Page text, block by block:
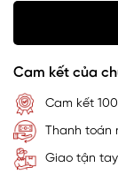
Cam kết của
Cam kết
Thanh toán
Giao tận